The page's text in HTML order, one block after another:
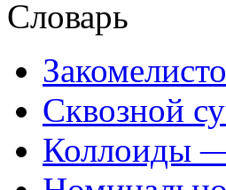
Словарь
Сквозной
Коллоиды —